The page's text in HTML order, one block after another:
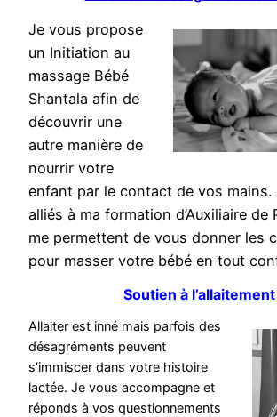
Je vous propose
un Initiation au
massage Bébé
Shantala afin de
découvrir une
autre manière de
nourrir votre
enfant par le contact de vos mains.
alliés à ma formation d’Auxiliaire de
me permettent de vous donner les
pour masser votre bébé en tout
Soutien à l’allaitement
Allaiter est inné mais parfois des
désagréments peuvent
s’immiscer dans votre histoire
lactée. Je vous accompagne et
réponds à vos questionnements